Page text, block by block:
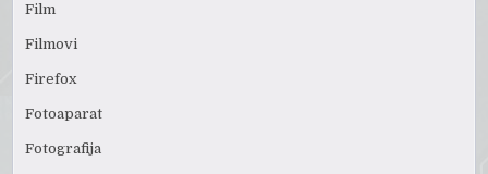
Film
Filmovi
Firefox
Fotoaparat
Fotografija